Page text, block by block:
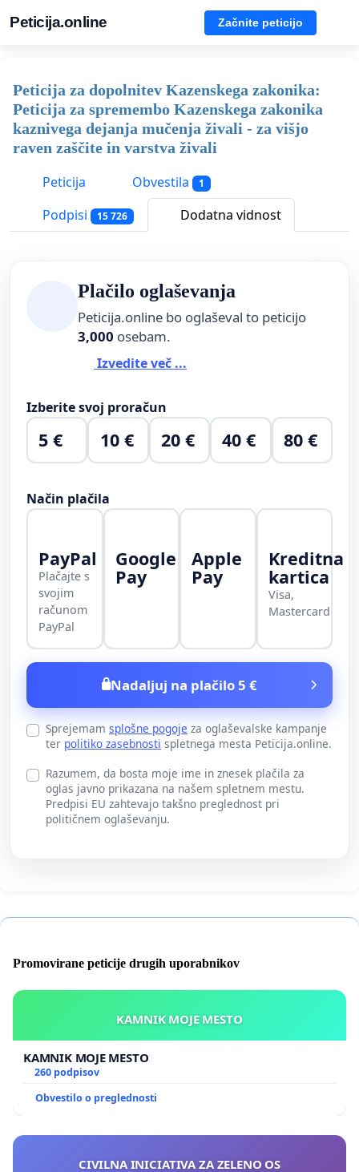
Peticija.online Začnite peticijo
Peticija za dopolnitev Kazenskega zakonika:
Peticija za spremembo Kazenskega zakonika
kaznivega dejanja mučenja živali - za višjo
raven zaščite in varstva živali
Peticija
Obvestila 1
Podpisi 15 726 Dodatna vidnost
Plačilo oglaševanja
Peticija.online bo oglaševal to peticijo
3,000 osebam.
Izvedite več ...
Izberite svoj proračun
5 € 10 € 20 € 40 € 80 €
Način plačila
PayPal
Plačajte s
svojim
računom
PayPal
Google
Pay
Apple
Pay
Kreditna
kartica
Visa,
Mastercard
Nadaljuj na plačilo 5 €
Sprejemam splošne pogoje za oglaševalske kampanje
ter politiko zasebnosti spletnega mesta Peticija.online.
Razumem, da bosta moje ime in znesek plačila za
oglas javno prikazana na našem spletnem mestu.
Predpisi EU zahtevajo takšno preglednost pri
političnem oglaševanju.
Promovirane peticije drugih uporabnikov
KAMNIK MOJE MESTO
KAMNIK MOJE MESTO
260 podpisov
Obvestilo o preglednosti
CIVILNA INICIATIVA ZA ZELENO OS